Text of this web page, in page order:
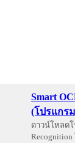
Smart
(โปรแกร
ดาวน์โหลดโ